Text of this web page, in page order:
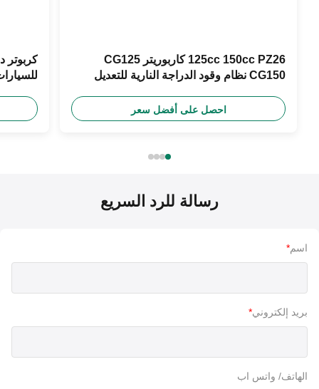
125cc 150cc PZ26 كاربوريتر CG125
CG150 نظام وقود الدراجة النارية للتعديل
احصل على أفضل سعر
رسالة للرد السريع
اسم*
بريد إلكتروني*
الهاتف/ واتس اب